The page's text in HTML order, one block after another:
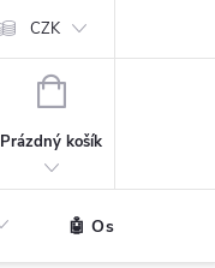
CZK
NÁKUPNÍ
Prázdný košík
🤖 Ostatní